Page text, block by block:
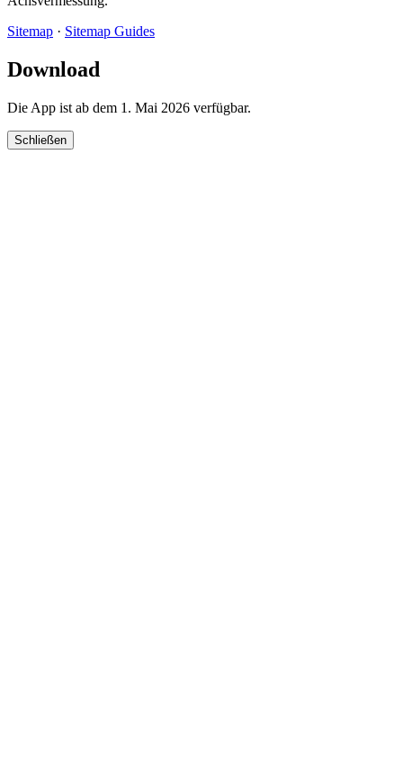
Sitemap · Sitemap Guides
Download
Die App ist ab dem 1. Mai 2026 verfügbar.
Schließen